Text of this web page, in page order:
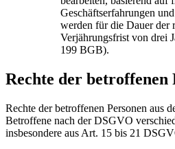
Geschäftserfahrungen
werden für die Dauer der
Verjährungsfrist von drei
199 BGB).
Rechte der betroffenen
Rechte der betroffenen Personen aus
Betroffene nach der DSGVO
insbesondere aus Art. 15 bis 21